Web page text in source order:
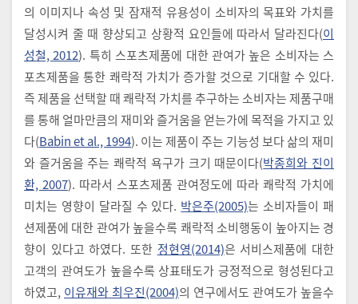
의 이미지나 속성 및 잠재적 유용성이 소비자의 목표와 가치를
달성시켜 줄 때 향상되고 상황적 요인들에 따라서 달라진다(이
성철, 2012). 특히 스포츠제품에 대한 관여가 높은 소비자는 스
포츠제품을 통한 쾌락적 가치가 증가할 것으로 기대할 수 있다.
즉 제품을 선택할 때 쾌락적 가치를 추구하는 소비자는 제품구매
를 통해 얼마만큼의 재미와 즐거움을 얻는가에 목적을 가지고 있
다(Babin et al., 1994). 이는 제품이 주는 기능성 보다 삶의 재미
와 즐거움을 주는 쾌락적 욕구가 크기 때문이다(박종희와 진이
환, 2007). 따라서 스포츠제품 관여정도에 따라 쾌락적 가치에
미치는 영향이 달라질 수 있다. 박은주(2005)는 소비자들이 패
션제품에 대한 관여가 높을수록 쾌락적 소비행동이 높아지는 경
향이 있다고 하였다. 또한 정현영(2014)은 서비스제품에 대한
고객의 관여도가 높을수록 상표태도가 긍정적으로 형성된다고
하였고, 이유재와 최우진(2004)의 연구에서도 관여도가 높을수